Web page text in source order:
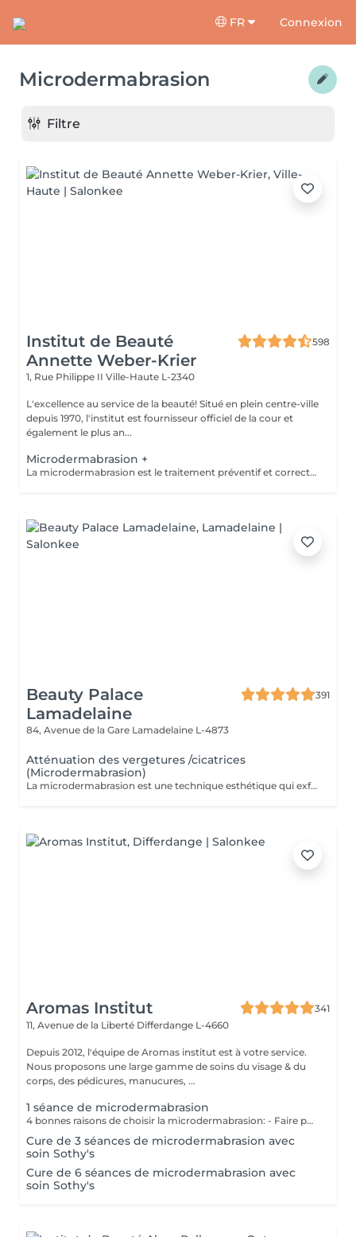
FR Connexion
Microdermabrasion
Filtre
Institut de Beauté
Annette Weber-Krier
598
1, Rue Philippe II Ville-Haute L-2340
L'excellence au service de la beauté! Situé en plein centre-ville
depuis 1970, l'institut est fournisseur officiel de la cour et
également le plus an...
Microdermabrasion +
La microdermabrasion est le traitement préventif et correctif par excellence. Elle stimule la régénération cellulaire et la production de cellules jeunes. À l'aide soit d'un jet de microcristaux projetés sur la peau soit d'une tête diamantée, la microdermabrasion enlève toutes les cellules mortes. Dès le premier traitement, la peau est plus éclatante, plus douce et visiblement exfoliée.
Beauty Palace
Lamadelaine
391
84, Avenue de la Gare Lamadelaine L-4873
Atténuation des vergetures /cicatrices
(Microdermabrasion)
La microdermabrasion est une technique esthétique qui exfolie la peau en profondeur pour améliorer son apparence. Elle est souvent utilisée pour traiter les vergetures et les cicatrices en stimulant le renouvellement cellulaire et la production de collagène.
Aromas Institut
341
11, Avenue de la Liberté Differdange L-4660
Depuis 2012, l'équipe de Aromas institut est à votre service.
Nous proposons une large gamme de soins du visage & du
corps, des pédicures, manucures, ...
1 séance de microdermabrasion
4 bonnes raisons de choisir la microdermabrasion: - Faire peau neuve : une peau qui apparait plus jeune - Teint plus frais/peau nette : réduction des cicatrices - Pores moins profonds :diminution des rides & ridules - Meilleure hydratation : couleur de peau plus égale Nous vous prions de bien vouloir respecter votre rendez-vous. En prenant rendez-vous, vous occupez une place, dont une autre personne aurait éventuellement besoin. Tout rendez-vous non annulé 24h en avance, est susceptible d'être facturé. (Si vous ne pouvez pas vous présenter à votre RDV, proposez-le éventuellement à un proche ou à un ami) Toute l'équipe de Aromas Institut vous remercie pour votre respect et votre compréhension.
Cure de 3 séances de microdermabrasion avec
soin Sothy's
Cure de 6 séances de microdermabrasion avec
soin Sothy's